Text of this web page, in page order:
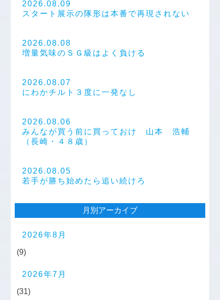
2026.08.09
スタート展示の隊形は本番で再現されない
2026.08.08
増量気味のＳＧ級はよく負ける
2026.08.07
にわかチルト３度に一発なし
2026.08.06
みんなが買う前に買っておけ 山本 浩輔
（長崎・４８歳）
2026.08.05
若手が勝ち始めたら追い続けろ
月別アーカイブ
2026年8月
(9)
2026年7月
(31)